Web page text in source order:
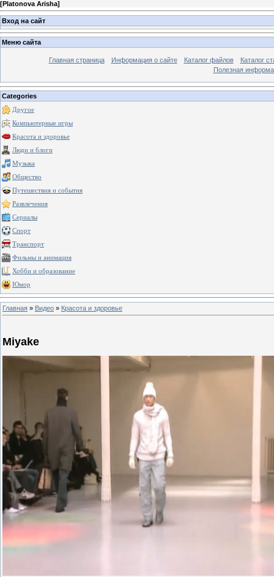
[Platonova Arisha]
Вход на сайт
Меню сайта
Главная страница Информация о сайте Каталог файлов
Каталог
Полезная
Categories
Другое
Компьютерные игры
Красота и здоровье
Люди и блоги
Музыка
Общество
Путешествия и события
Развлечения
Сериалы
Спорт
Транспорт
Фильмы и анимация
Хобби и образование
Юмор
Главная » Видео » Красота и здоровье
Miyake